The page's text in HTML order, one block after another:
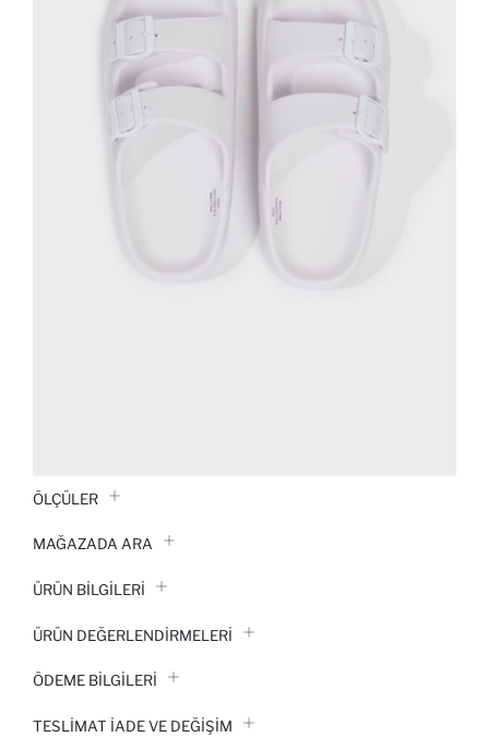
ÖLÇÜLER
MAĞAZADA ARA
ÜRÜN BILGILERI
ÜRÜN DEĞERLENDİRMELERİ
ÖDEME BİLGİLERİ
TESLIMAT İADE VE DEĞIŞIM